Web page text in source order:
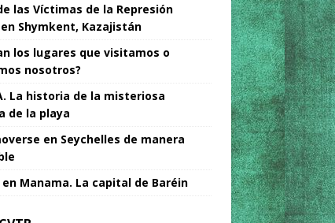
las Víctimas de la Represión
Shymkent, Kazajistán
los lugares que visitamos o
nosotros?
La historia de la misteriosa
de la playa
en Seychelles de manera
en Manama. La capital de Baréin